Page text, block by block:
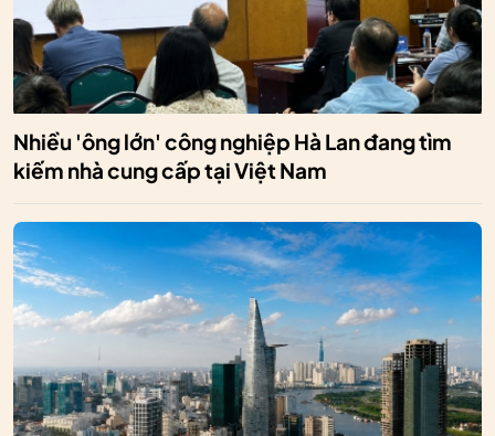
Nhiều 'ông lớn' công nghiệp Hà Lan đang tìm
kiếm nhà cung cấp tại Việt Nam